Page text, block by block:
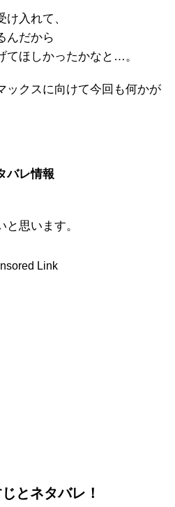
入れて、
んだから
てほしかったかなと…。
ックスに向けて今回も何かが
バレ情報
思います。
Link
とネタバレ！